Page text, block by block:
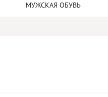
МУЖСКАЯ ОБУВЬ